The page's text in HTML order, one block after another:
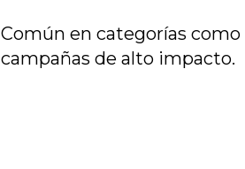
Común en categorías como
campañas de alto impacto.